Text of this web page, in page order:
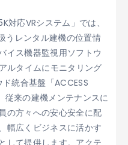
応VRシステム」では、
うレンタル建機の位置情
イス機器監視用ソフトウ
タイムにモニタリング
統合基盤「ACCESS
従来の建機メンテナンスに
の方々への安心安全に配
幅広くビジネスに活かす
して提供します。アクテ